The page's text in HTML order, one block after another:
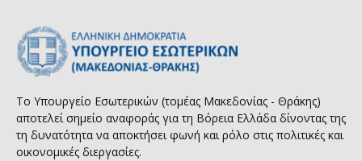
Το Υπουργείο Εσωτερικών (τομέας Μακεδονίας - Θράκης)
αποτελεί σημείο αναφοράς για τη Βόρεια Ελλάδα δίνοντας της
τη δυνατότητα να αποκτήσει φωνή και ρόλο στις πολιτικές και
οικονομικές διεργασίες.